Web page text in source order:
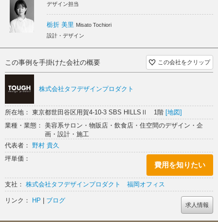
ヘアサロン エイジング
ヘアサロン 白 ヘアサロン 格子
デザイン担当
栃折 美里 Misato Tochiori
設計・デザイン
この事例を手掛けた会社の概要 この会社をクリップ
株式会社タフデザインプロダクト
所在地： 東京都世田谷区用賀4-10-3 SBS HILLSⅡ 1階 [地図]
業種・業態： 美容系サロン・物販店・飲食店・住空間のデザイン・企
画・設計・施工
代表者： 野村 貴久
坪単価：
費用を知りたい
支社： 株式会社タフデザインプロダクト 福岡オフィス
リンク： HP | ブログ
求人情報